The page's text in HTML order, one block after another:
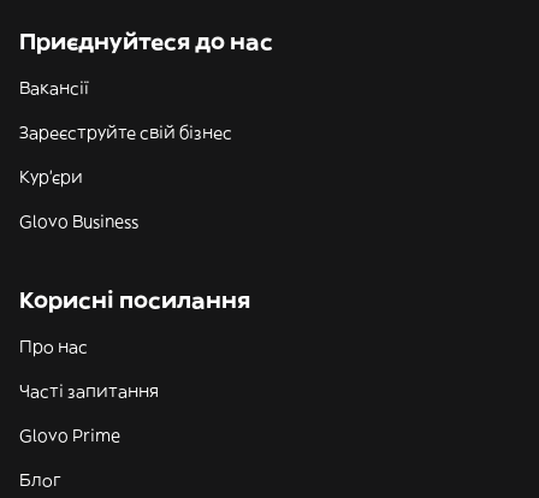
Приєднуйтеся до нас
Вакансії
Зареєструйте свій бізнес
Кур'єри
Glovo Business
Корисні посилання
Про нас
Часті запитання
Glovo Prime
Блог